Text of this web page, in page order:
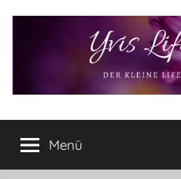
Yvis
Lifestyle
Lifestyle
Blog
Menü